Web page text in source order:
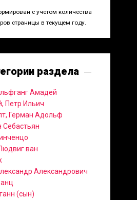
с учетом количества
страницы в текущем году.
раздела
Амадей
Петр Ильич
Герман Адольф
Себастьян
ван
Александрович
(сын)